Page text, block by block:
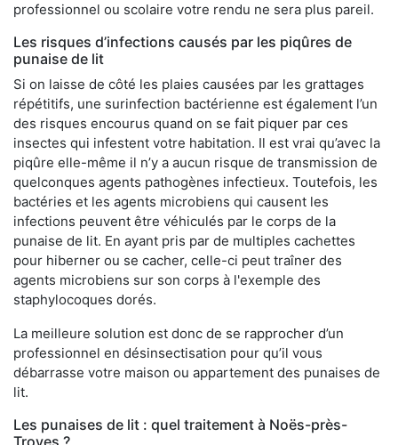
professionnel ou scolaire votre rendu ne sera plus pareil.
Les risques d’infections causés par les piqûres de
punaise de lit
Si on laisse de côté les plaies causées par les grattages
répétitifs, une surinfection bactérienne est également l’un
des risques encourus quand on se fait piquer par ces
insectes qui infestent votre habitation. Il est vrai qu’avec la
piqûre elle-même il n’y a aucun risque de transmission de
quelconques agents pathogènes infectieux. Toutefois, les
bactéries et les agents microbiens qui causent les
infections peuvent être véhiculés par le corps de la
punaise de lit. En ayant pris par de multiples cachettes
pour hiberner ou se cacher, celle-ci peut traîner des
agents microbiens sur son corps à l'exemple des
staphylocoques dorés.
La meilleure solution est donc de se rapprocher d’un
professionnel en désinsectisation pour qu’il vous
débarrasse votre maison ou appartement des punaises de
lit.
Les punaises de lit : quel traitement à Noës-près-